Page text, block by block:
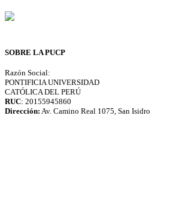
SOBRE LA PUCP
Razón Social:
PONTIFICIA UNIVERSIDAD
CATÓLICA DEL PERÚ
RUC: 20155945860
Dirección: Av. Camino Real 1075, San Isidro